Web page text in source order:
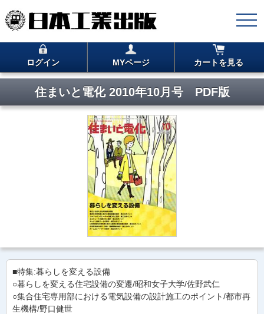
ログイン MYページ カートを見る
住まいと電化 2010年10月号 PDF版
■特集:暮らしを変える設備
○暮らしを変える住宅設備の変遷/昭和女子大学/佐野武仁
○集合住宅専用部における電気設備の設計施工のポイント/都市再
生機構/野口健世